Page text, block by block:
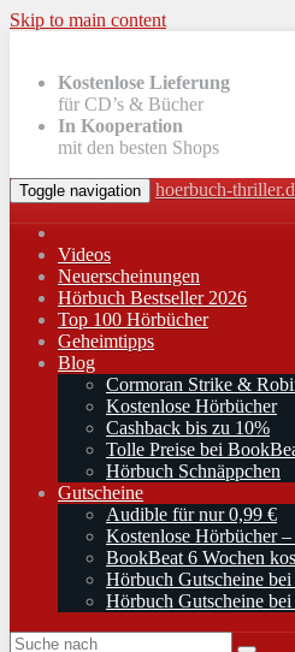
Skip to main content
Kostenlose Lieferung
für CD’s & Bücher
In Kooperation
mit den besten Shops
Toggle navigation hoerbuch-
Videos
Neuerscheinungen
Hörbuch Bestseller 2026
Top 100 Hörbücher
Geheimtipps
Blog
Cormoran Strike &
Kostenlose Hörbücher
Cashback bis zu 10%
Tolle Preise bei
Hörbuch Schnäppchen
Gutscheine
Audible für nur 0,99 €
Kostenlose Hörbücher –
BookBeat 6 Wochen
Hörbuch Gutscheine
Hörbuch Gutscheine